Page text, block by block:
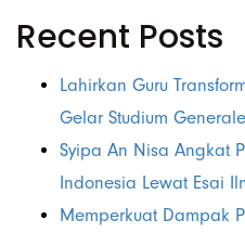
Recent Posts
Lahirkan Guru
Gelar Studium
Syipa An Nisa Angkat
Indonesia Lewat Esai
Memperkuat Dampak